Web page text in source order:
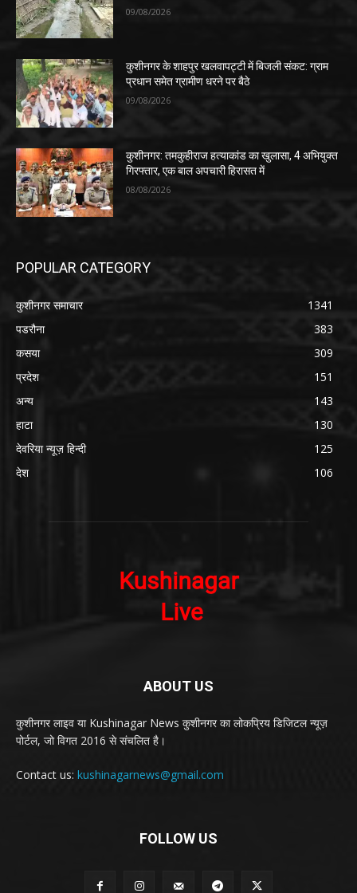
09/08/2026
कुशीनगर के शाहपुर खलवापट्टी में बिजली संकट: ग्राम
प्रधान समेत ग्रामीण धरने पर बैठे
09/08/2026
कुशीनगर: तमकुहीराज हत्याकांड का खुलासा, 4 अभियुक्त
गिरफ्तार, एक बाल अपचारी हिरासत में
08/08/2026
POPULAR CATEGORY
कुशीनगर समाचार
1341
पडरौना
383
कसया
309
प्रदेश
151
अन्य
143
हाटा
130
देवरिया न्यूज़ हिन्दी
125
देश
106
ABOUT US
कुशीनगर लाइव या Kushinagar News कुशीनगर का लोकप्रिय डिजिटल न्यूज़
पोर्टल, जो विगत 2016 से संचलित है।
Contact us: kushinagarnews@gmail.com
FOLLOW US